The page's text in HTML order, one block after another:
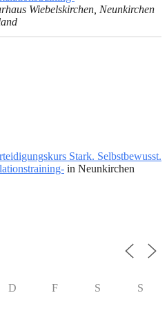
Wiebelskirchen, Neunkirchen
Stark. Selbstbewusst.
in Neunkirchen
D F S S